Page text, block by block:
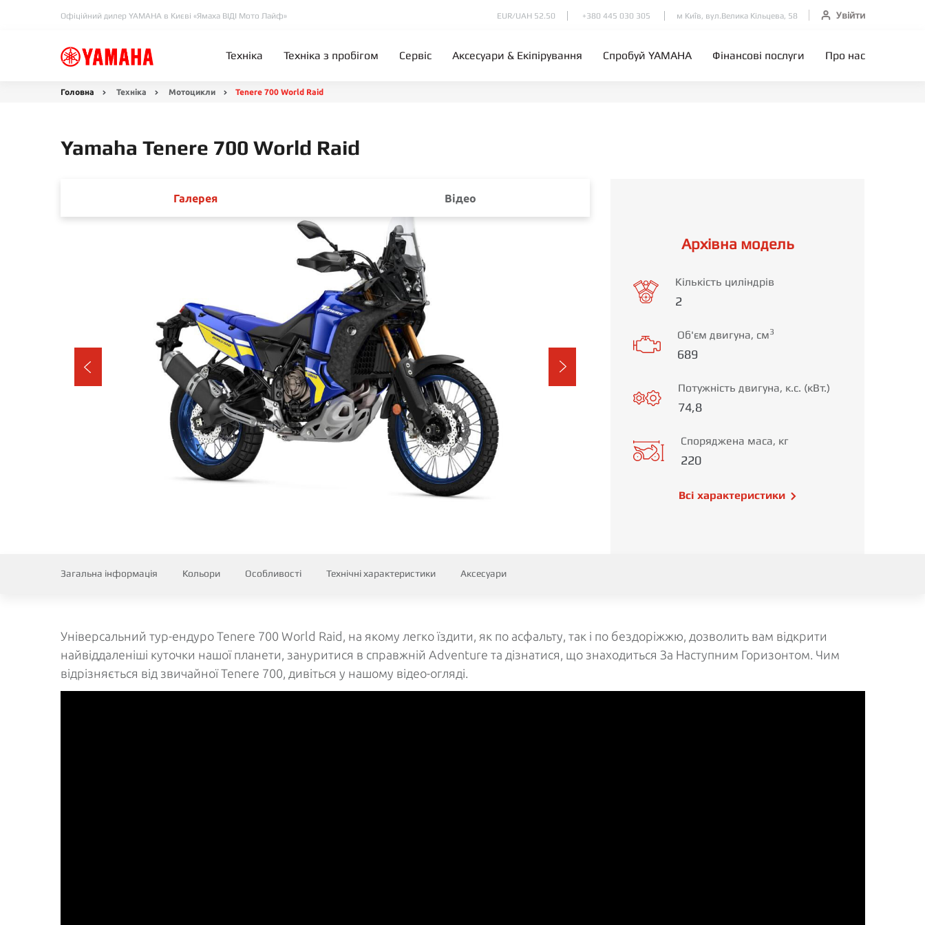
Офіційний дилер YAMAHA в Києві «Ямаха ВІДІ Мото Лайф» EUR/UAH 52.50 +380 445 030 305 м Київ, вул.Велика Кільцева, 58 Увійти
Техніка Техніка з пробігом Сервіс Аксесуари & Екіпірування Спробуй YAMAHA Фінансові послуги Про нас
Головна Техніка Мотоцикли Tenere 700 World Raid
Yamaha Tenere 700 World Raid
Галерея Відео
Архівна модель
Кількість циліндрів
2
Об'єм двигуна, см3
689
Потужність двигуна, к.с. (кВт.)
74,8
Споряджена маса, кг
220
Всі характеристики
Загальна інформація Кольори Особливості Технічні характеристики Аксесуари
Універсальний тур-ендуро Tenere 700 World Raid, на якому легко їздити, як по асфальту, так і по бездоріжжю, дозволить вам відкрити
найвіддаленіші куточки нашої планети, зануритися в справжній Adventure та дізнатися, що знаходиться За Наступним Горизонтом. Чим
відрізняється від звичайної Tenere 700, дивіться у нашому відео-огляді.